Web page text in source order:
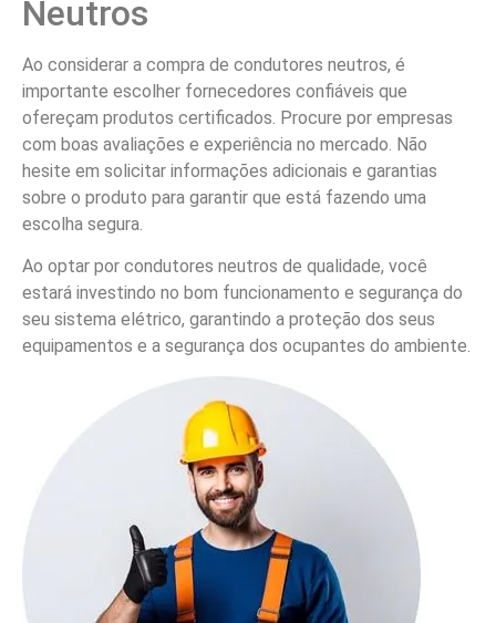
Neutros
Ao considerar a compra de condutores neutros, é
importante escolher fornecedores confiáveis que
ofereçam produtos certificados. Procure por empresas
com boas avaliações e experiência no mercado. Não
hesite em solicitar informações adicionais e garantias
sobre o produto para garantir que está fazendo uma
escolha segura.
Ao optar por condutores neutros de qualidade, você
estará investindo no bom funcionamento e segurança do
seu sistema elétrico, garantindo a proteção dos seus
equipamentos e a segurança dos ocupantes do ambiente.